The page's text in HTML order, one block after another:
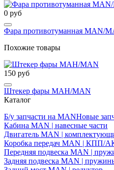
0 руб
Фара противотуманная MAN/
Похожие товары
150 руб
Штекер фары МАН/MAN
Каталог
Б/у запчасти на MANНовые
Кабина MAN | навесные части
Двигатель MAN |
Коробка передач MAN | КПП/
Передняя подвеска MAN |
Задняя подвеска MAN |